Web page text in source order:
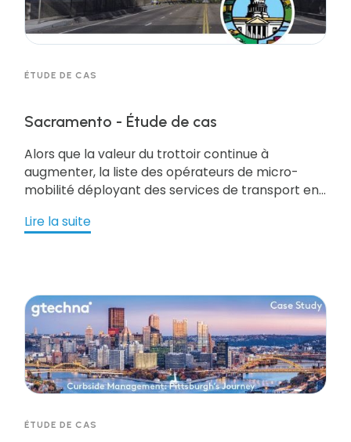
ÉTUDE DE CAS
Sacramento - Étude de cas
Alors que la valeur du trottoir continue à
augmenter, la liste des opérateurs de micro-
mobilité déployant des services de transport en
également. Cette activité supplémentaire ajoute
Sacramento cherchent des solutions pour gérer
le trottoir comme un atout tout en influençant le
comportement des opérateurs et de leurs
utilisateurs finaux, ce qui exige des niveaux sans
précédent d'intégration privée et publique pour
des déploiements réussis. Téléchargez le
Lire la suite
ÉTUDE DE CAS